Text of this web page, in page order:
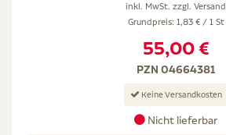
inkl. MwSt. zzgl. Versand
Grundpreis: 1,83 € / 1 St
55,00 €
PZN 04664381
Keine Versandkosten
Nicht lieferbar